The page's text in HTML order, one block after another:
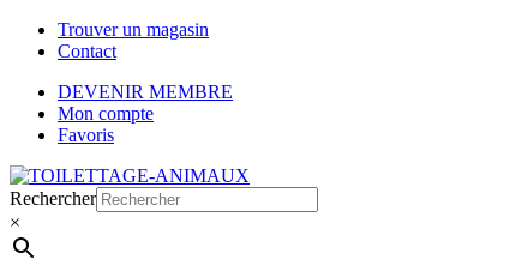
Trouver un magasin
Contact
DEVENIR MEMBRE
Mon compte
Favoris
Aller
à
la
navigation
Aller
au
contenu
Rechercher
×